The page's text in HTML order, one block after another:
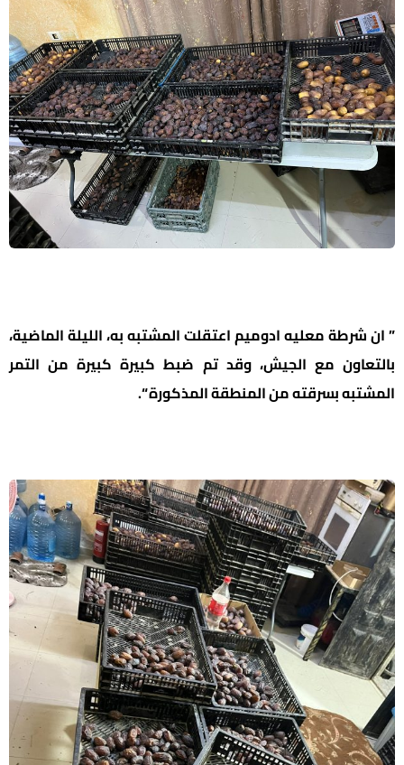
” ان شرطة معليه ادوميم اعتقلت المشتبه به، الليلة الماضية،
بالتعاون مع الجيش، وقد تم ضبط كبيرة كبيرة من التمر
المشتبه بسرقته من المنطقة المذكورة “.